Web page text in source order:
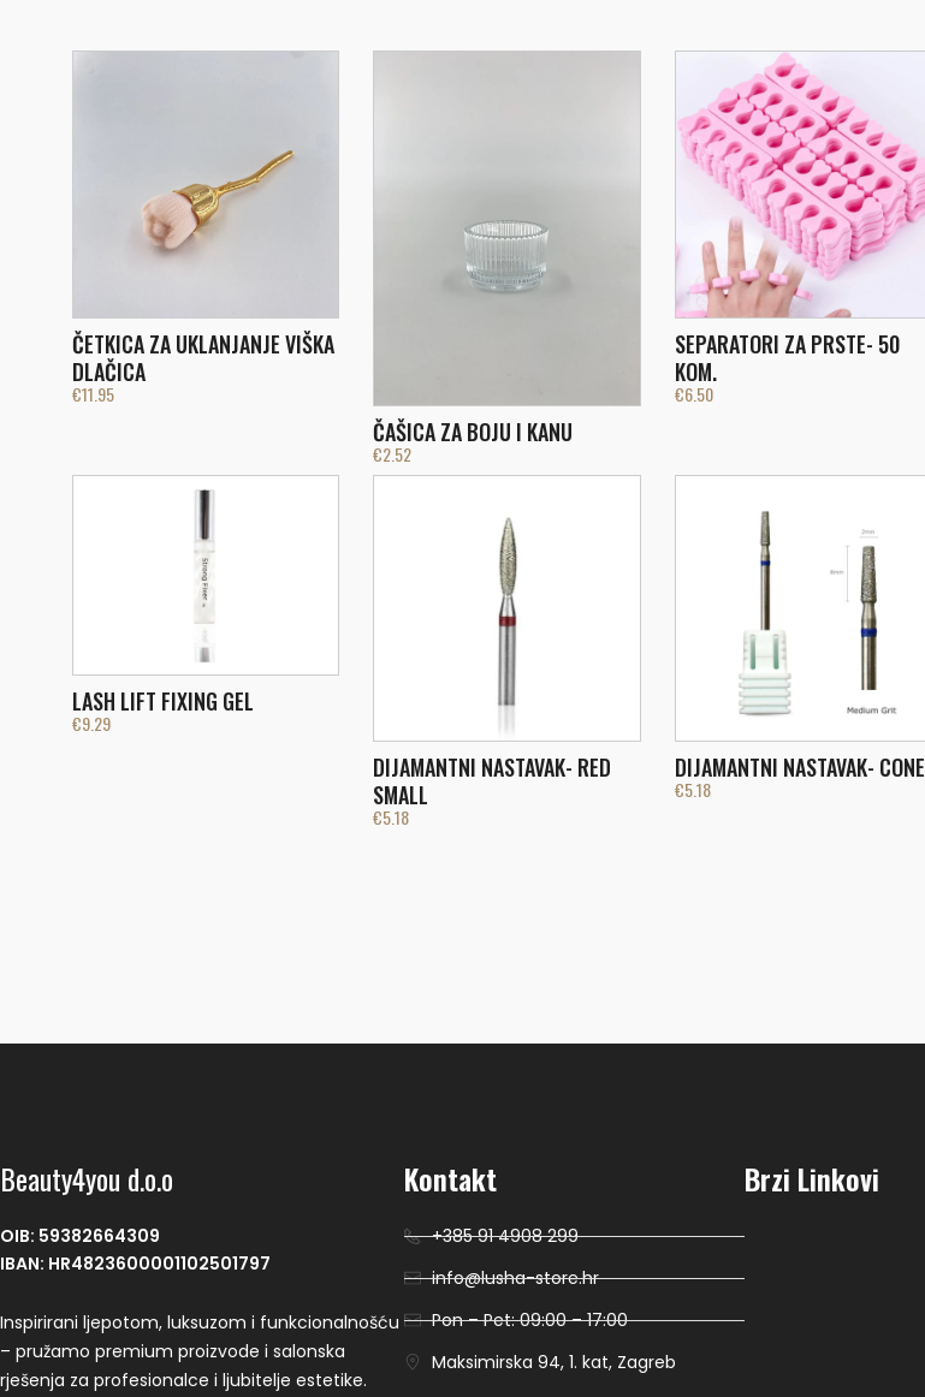
ČETKICA ZA UKLANJANJE VIŠKA
DLAČICA
€11.95
ČAŠICA ZA BOJU I KANU
€2.52
SEPARATORI ZA PRSTE- 50
KOM.
€6.50
LASH LIFT FIXING GEL
€9.29
DIJAMANTNI NASTAVAK- RED
SMALL
€5.18
DIJAMANTNI NASTAVAK- CONE
€5.18
Beauty4you d.o.o
OIB: 59382664309
IBAN: HR4823600001102501797
Inspirirani ljepotom, luksuzom i funkcionalnošću
– pružamo premium proizvode i salonska
rješenja za profesionalce i ljubitelje estetike.
Kontakt
+385 91 4908 299
info@lusha-store.hr
Pon – Pet: 09:00 – 17:00
Maksimirska 94, 1. kat, Zagreb
Brzi Linkovi